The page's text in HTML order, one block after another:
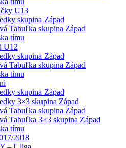
U13
skupina Západ
Tabuľka skupina Západ
tímu
U12
skupina Západ
Tabuľka skupina Západ
tímu
skupina Západ
3×3 skupina Západ
Tabuľka skupina Západ
Tabuľka 3×3 skupina Západ
tímu
2018